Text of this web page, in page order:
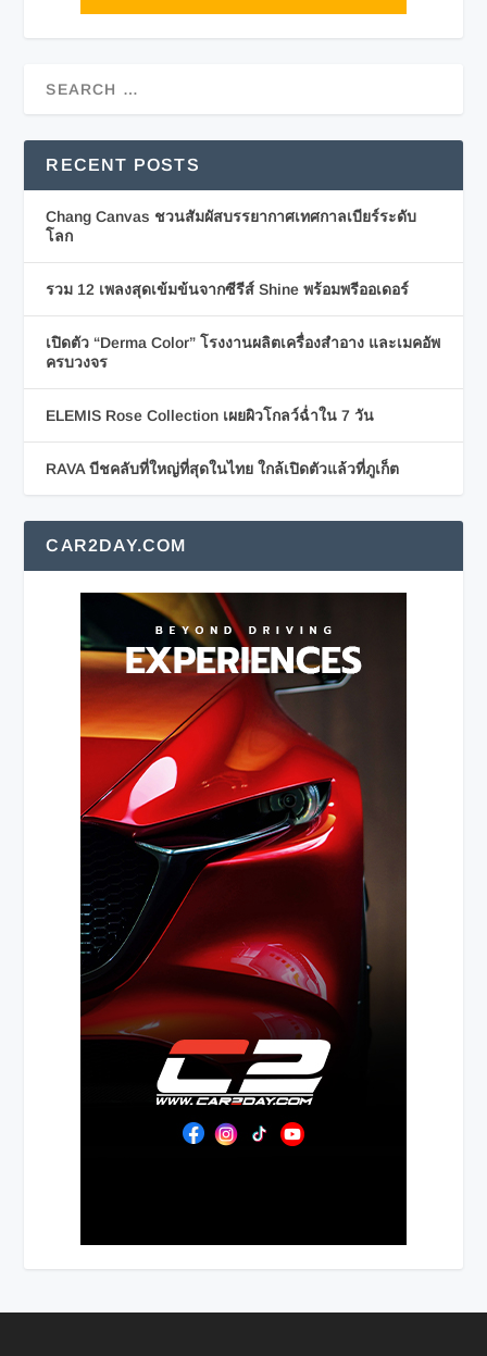
RECENT POSTS
Chang Canvas ชวนสัมผัสบรรยากาศเทศกาลเบียร์ระดับ
โลก
รวม 12 เพลงสุดเข้มข้นจากซีรีส์ Shine พร้อมพรีออเดอร์
เปิดตัว “Derma Color” โรงงานผลิตเครื่องสำอาง และเมคอัพ
ครบวงจร
ELEMIS Rose Collection เผยผิวโกลว์ฉ่ำใน 7 วัน
RAVA บีชคลับที่ใหญ่ที่สุดในไทย ใกล้เปิดตัวแล้วที่ภูเก็ต
CAR2DAY.COM